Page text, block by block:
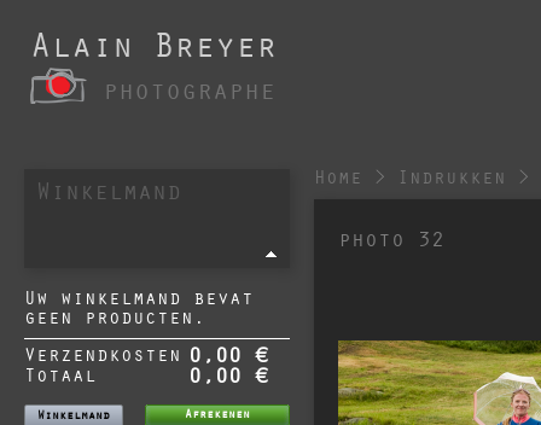
Alain Breyer
photographe
Winkelmand
Uw winkelmand bevat
geen producten.
Verzendkosten 0,00 €
Totaal 0,00 €
Winkelmand Afrekenen
Home > Indrukken >
photo 32